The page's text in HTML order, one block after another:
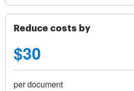
Reduce costs by
$30
per document